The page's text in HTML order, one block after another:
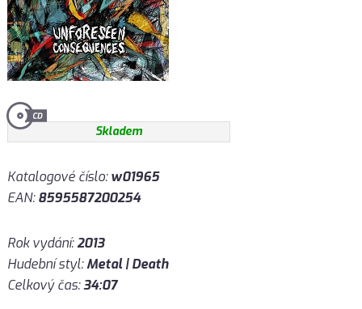
Skladem
Katalogové číslo:w01965
EAN:8595587200254
Rok vydání:2013
Hudební styl:Metal | Death
Celkový čas:34:07